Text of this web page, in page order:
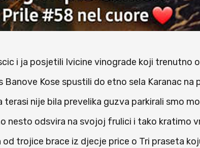
i ja posjetili Ivicine vinograde koji trenutno
Banove Kose spustili do etno sela Karanac na
terasi nije bila prevelika guzva parkirali smo
nesto odsvira na svojoj frulici i tako kratimo
od trojice brace iz djecje price o Tri praseta